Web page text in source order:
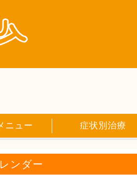
ニュー 症状別治療
ンダー